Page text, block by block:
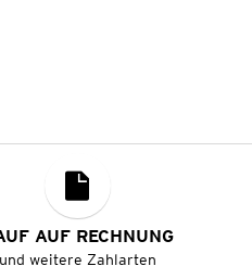
AUF RECHNUNG
und weitere Zahlarten